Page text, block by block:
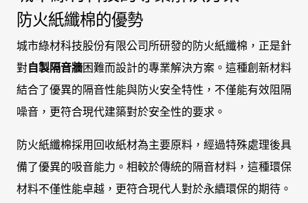
防火紙纖棉的優勢
城市綠材科技股份有限公司所研發的防火紙纖棉，正是針
對自製隔音牆困難而設計的專業解決方案。這種創新材料
結合了優異的隔音性能與防火安全特性，不僅能有效阻隔
噪音，更符合現代建築對於安全性的要求。
防火紙纖棉採用回收紙材為主要原料，經過特殊處理後具
備了優異的吸音能力。相較於傳統的隔音材料，這種環保
材料不僅性能卓越，更符合現代人對於永續環保的期待。